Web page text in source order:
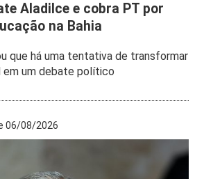
Aladilce e cobra PT por
na Bahia
que há uma tentativa de transformar
em um debate político
06/08/2026